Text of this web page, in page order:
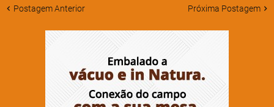
Postagem Anterior Próxima Postagem